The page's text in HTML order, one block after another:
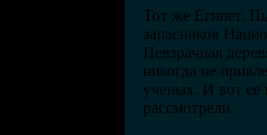
Тот же Египет.
запасников
Невзрачная
никогда не
ученых. И вот ее
рассмотрели.